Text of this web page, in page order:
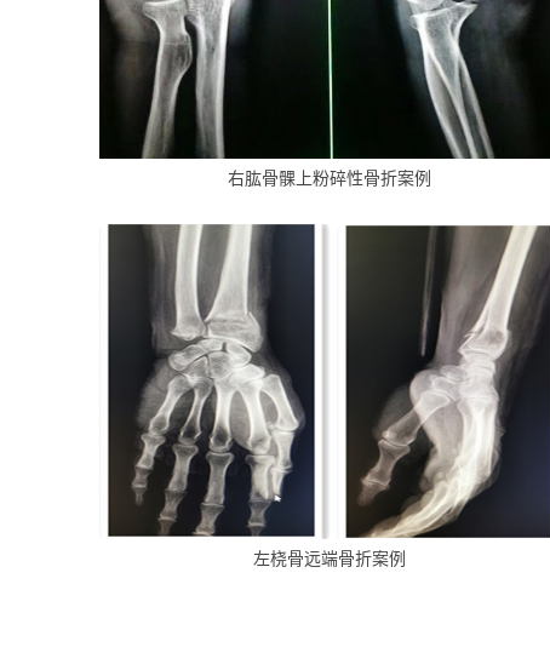
右肱骨髁上粉碎性骨折案例
左桡骨远端骨折案例